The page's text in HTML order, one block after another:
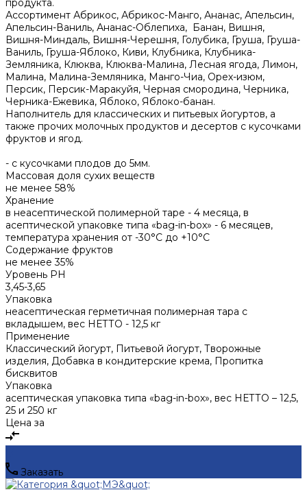
продукта.
Ассортимент Абрикос, Абрикос-Манго, Ананас, Апельсин,
Апельсин-Ваниль, Ананас-Облепиха, Банан, Вишня,
Вишня-Миндаль, Вишня-Черешня, Голубика, Груша, Груша-
Ваниль, Груша-Яблоко, Киви, Клубника, Клубника-
Земляника, Клюква, Клюква-Малина, Лесная ягода, Лимон,
Малина, Малина-Земляника, Манго-Чиа, Орех-изюм,
Персик, Персик-Маракуйя, Черная смородина, Черника,
Черника-Ежевика, Яблоко, Яблоко-банан.
Наполнитель для классических и питьевых йогуртов, а
также прочих молочных продуктов и десертов с кусочками
фруктов и ягод.
- с кусочками плодов до 5мм.
Массовая доля сухих веществ
не менее 58%
Хранение
в неасептической полимерной таре - 4 месяца, в
асептической упаковке типа «bag-in-box» - 6 месяцев,
температура хранения от -30°С до +10°С
Содержание фруктов
не менее 35%
Уровень PH
3,45-3,65
Упаковка
неасептическая герметичная полимерная тара с
вкладышем, вес НЕТТО - 12,5 кг
Применение
Классический йогурт, Питьевой йогурт, Творожные
изделия, Добавка в кондитерские крема, Пропитка
бисквитов
Упаковка
асептическая упаковка типа «bag-in-box», вес НЕТТО – 12,5,
25 и 250 кг
Цена за
Заказать